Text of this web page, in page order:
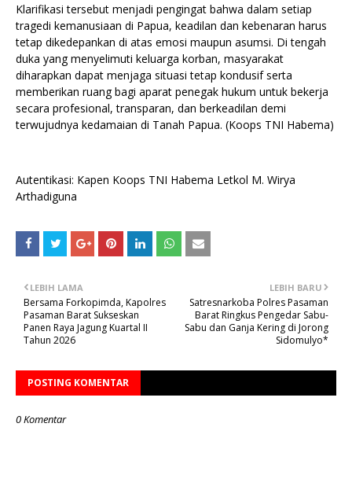
Klarifikasi tersebut menjadi pengingat bahwa dalam setiap
tragedi kemanusiaan di Papua, keadilan dan kebenaran harus
tetap dikedepankan di atas emosi maupun asumsi. Di tengah
duka yang menyelimuti keluarga korban, masyarakat
diharapkan dapat menjaga situasi tetap kondusif serta
memberikan ruang bagi aparat penegak hukum untuk bekerja
secara profesional, transparan, dan berkeadilan demi
terwujudnya kedamaian di Tanah Papua. (Koops TNI Habema)
Autentikasi: Kapen Koops TNI Habema Letkol M. Wirya
Arthadiguna
LEBIH BARU
Satresnarkoba Polres Pasaman
Barat Ringkus Pengedar Sabu-
Sabu dan Ganja Kering di Jorong
Sidomulyo*
LEBIH LAMA
Bersama Forkopimda, Kapolres
Pasaman Barat Sukseskan
Panen Raya Jagung Kuartal II
Tahun 2026
POSTING KOMENTAR
0 Komentar